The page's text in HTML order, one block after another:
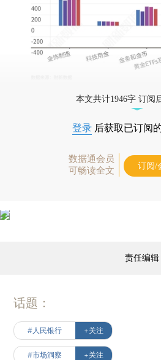
本文共计1946字 订阅
登录 后获取已订阅
数据通会员
可畅读全文
订阅/
责任编
话题：
#人民银行 +关注
#市场洞察 +关注